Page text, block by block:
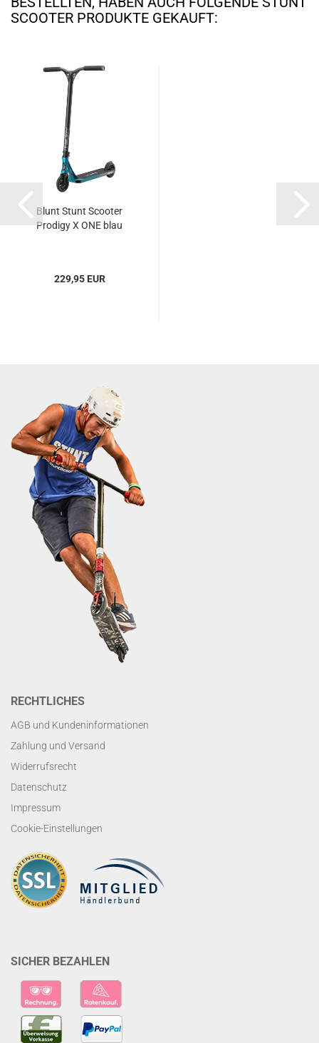
SCOOTER PRODUKTE GEKAUFT:
Blunt Stunt Scooter
Prodigy X ONE blau
229,95 EUR
RECHTLICHES
AGB und Kundeninformationen
Zahlung und Versand
Widerrufsrecht
Datenschutz
Impressum
Cookie-Einstellungen
SICHER BEZAHLEN